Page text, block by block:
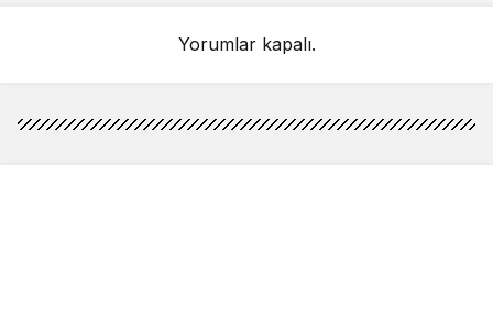
Yorumlar kapalı.